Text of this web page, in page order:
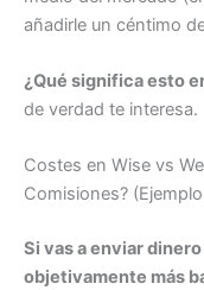
añadirle un céntimo
¿Qué significa esto
de verdad te interesa.
Costes en Wise vs
Comisiones?
Si vas a enviar dinero
objetivamente más